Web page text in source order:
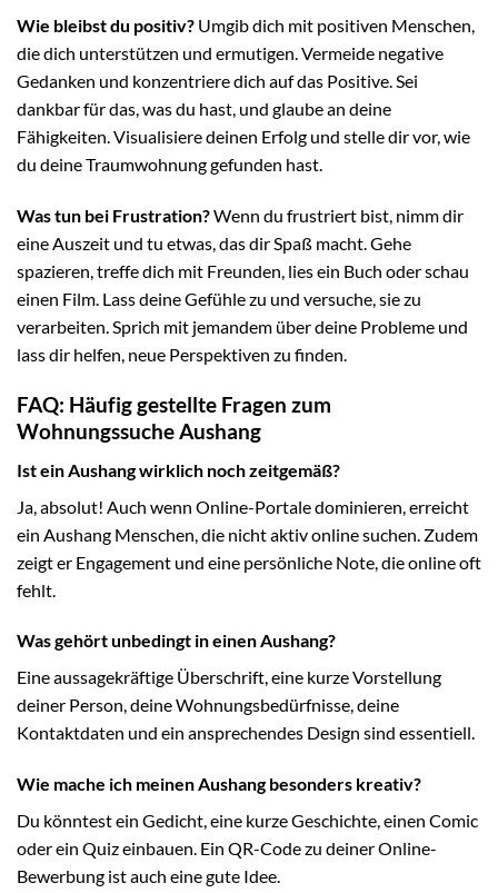
Wie bleibst du positiv? Umgib dich mit positiven Menschen,
die dich unterstützen und ermutigen. Vermeide negative
Gedanken und konzentriere dich auf das Positive. Sei
dankbar für das, was du hast, und glaube an deine
Fähigkeiten. Visualisiere deinen Erfolg und stelle dir vor, wie
du deine Traumwohnung gefunden hast.
Was tun bei Frustration?Wenn du frustriert bist, nimm dir
eine Auszeit und tu etwas, das dir Spaß macht. Gehe
spazieren, treffe dich mit Freunden, lies ein Buch oder schau
einen Film. Lass deine Gefühle zu und versuche, sie zu
verarbeiten. Sprich mit jemandem über deine Probleme und
lass dir helfen, neue Perspektiven zu finden.
FAQ: Häufig gestellte Fragen zum
Wohnungssuche Aushang
Ist ein Aushang wirklich noch zeitgemäß?
Ja, absolut! Auch wenn Online-Portale dominieren, erreicht
ein Aushang Menschen, die nicht aktiv online suchen. Zudem
zeigt er Engagement und eine persönliche Note, die online oft
fehlt.
Was gehört unbedingt in einen Aushang?
Eine aussagekräftige Überschrift, eine kurze Vorstellung
deiner Person, deine Wohnungsbedürfnisse, deine
Kontaktdaten und ein ansprechendes Design sind essentiell.
Wie mache ich meinen Aushang besonders kreativ?
Du könntest ein Gedicht, eine kurze Geschichte, einen Comic
oder ein Quiz einbauen. Ein QR-Code zu deiner Online-
Bewerbung ist auch eine gute Idee.